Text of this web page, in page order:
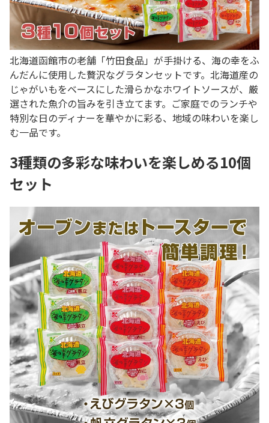
北海道函館市の老舗「竹田食品」が手掛ける、海の幸をふ
んだんに使用した贅沢なグラタンセットです。北海道産の
じゃがいもをベースにした滑らかなホワイトソースが、厳
選された魚介の旨みを引き立てます。ご家庭でのランチや
特別な日のディナーを華やかに彩る、地域の味わいを楽し
む一品です。
3種類の多彩な味わいを楽しめる10個
セット